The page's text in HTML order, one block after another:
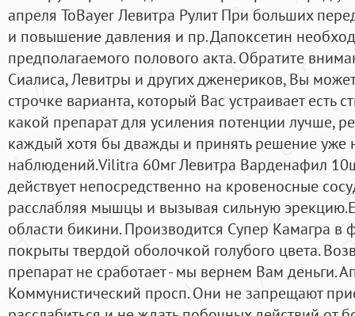
апреля ToBayer Левитра Рулит При больших
и повышение давления и пр. Дапоксетин
предполагаемого полового акта. Обратите
Сиалиса, Левитры и других дженериков, Вы
строчке варианта, который Вас устраивает есть
какой препарат для усиления потенции лучше,
каждый хотя бы дважды и принять решение уже
наблюдений.Vilitra 60мг Левитра Варденафил
действует непосредственно на кровеносные
расслабляя мышцы и вызывая сильную
области бикини. Производится Супер Камагра в
покрыты твердой оболочкой голубого цвета.
препарат не сработает - мы вернем Вам деньги.
Коммунистический просп. Они не запрещают